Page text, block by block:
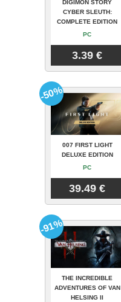
DIGIMON STORY
CYBER SLEUTH:
COMPLETE EDITION
PC
3.39 €
007 FIRST LIGHT
DELUXE EDITION
PC
39.49 €
-50%
THE INCREDIBLE
ADVENTURES OF VAN
HELSING II
-91%